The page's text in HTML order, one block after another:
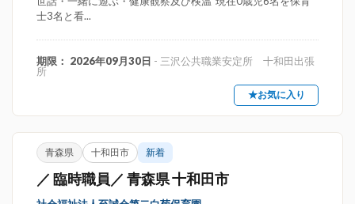
士3名と看...
期限： 2026年09月30日 - 三沢公共職業安定所 十和田出張
所
★お気に入り
青森県 十和田市 新着
／ 臨時職員／ 青森県 十和田市